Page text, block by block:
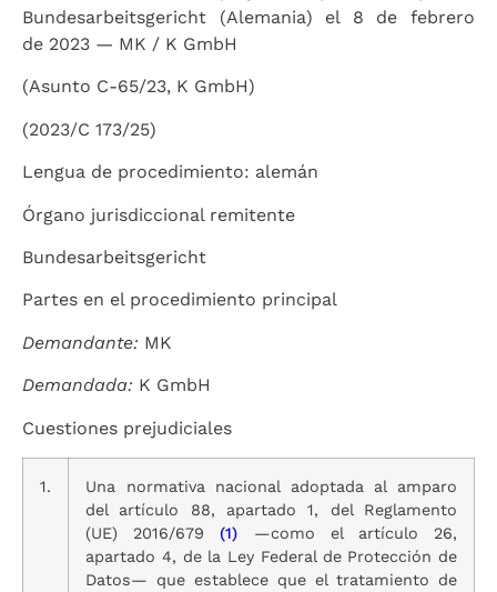
Bundesarbeitsgericht (Alemania) el 8 de febrero
de 2023 — MK / K GmbH
(Asunto C-65/23, K GmbH)
(2023/C 173/25)
Lengua de procedimiento: alemán
Órgano jurisdiccional remitente
Bundesarbeitsgericht
Partes en el procedimiento principal
Demandante: MK
Demandada: K GmbH
Cuestiones prejudiciales
1.
Una normativa nacional adoptada al amparo
del artículo 88, apartado 1, del Reglamento
(UE) 2016/679 (1) —como el artículo 26,
apartado 4, de la Ley Federal de Protección de
Datos— que establece que el tratamiento de